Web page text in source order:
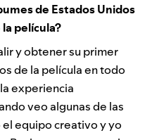
de Estados Unidos
película?
y obtener su primer
de la película en todo
experiencia
veo algunas de las
equipo creativo y yo